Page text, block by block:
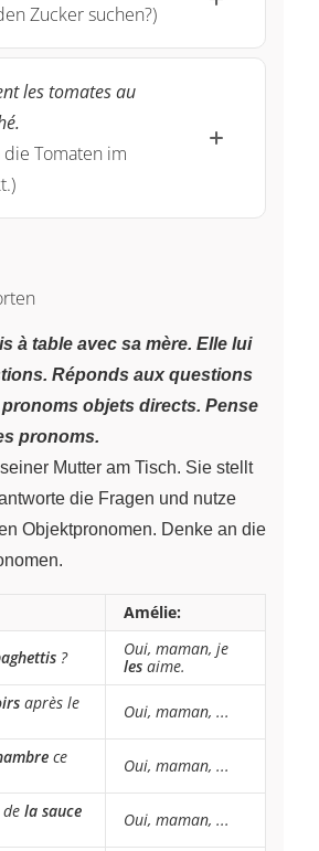
Zucker suchen?)
les tomates au
die Tomaten im
à table avec sa mère. Elle lui
Réponds aux questions
objets directs. Pense
pronoms.
Mutter am Tisch. Sie stellt
die Fragen und nutze
Objektpronomen. Denke an die
Amélie:
?
Oui, maman, je
les aime.
après le
Oui, maman, ...
ce
Oui, maman, ...
la sauce
Oui, maman, ...